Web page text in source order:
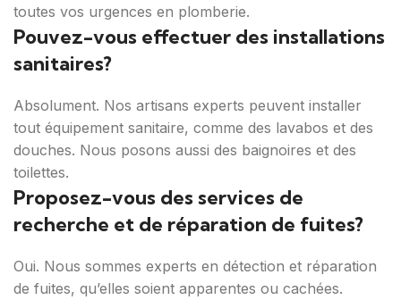
toutes vos urgences en plomberie.
Pouvez-vous effectuer des installations
sanitaires?
Absolument. Nos artisans experts peuvent installer
tout équipement sanitaire, comme des lavabos et des
douches. Nous posons aussi des baignoires et des
toilettes.
Proposez-vous des services de
recherche et de réparation de fuites?
Oui. Nous sommes experts en détection et réparation
de fuites, qu’elles soient apparentes ou cachées.